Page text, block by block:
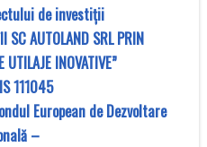
de investiții
SC AUTOLAND SRL PRIN
INOVATIVE”
111045
European de Dezvoltare
–